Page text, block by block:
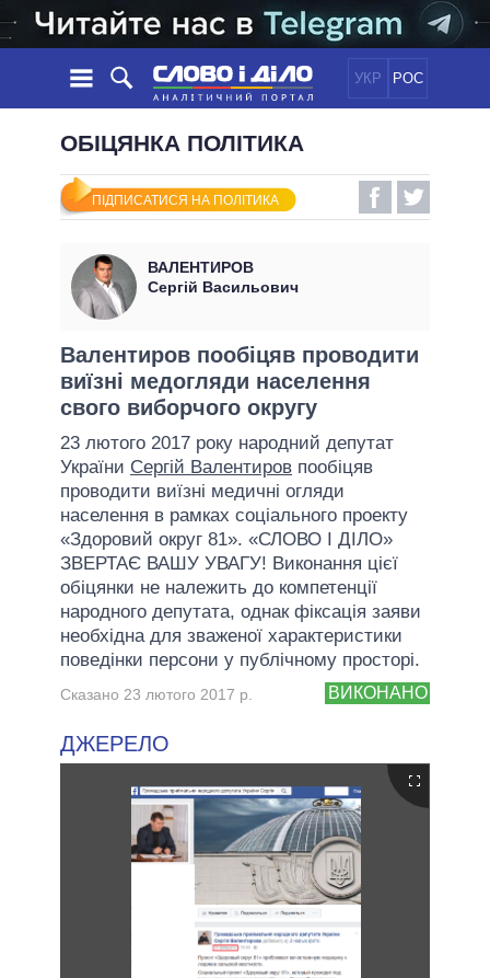
УКР РОС
НОВИНИ
СТРІЧКА
ПОДІЇ
СТАТТІ
ДУМКИ
ОГЛЯДИ
ДАЙДЖЕСТИ
ПОЛІТИКА
ЕКОНОМІКА
СВІТ
ОБIЦЯНКИ
УСІ ПОЛІТИКИ
ПРЕЗИДЕНТ І ОФІС
ВЕРХОВНА РАДА
КАБІНЕТ МІНІСТРІВ
ГОЛОВИ ОБЛАДМІНІСТРАЦІЙ
МЕРИ МІСТ
ВСІ ПЕРСОНИ
ІНФОГРАФІКА
ПІДТРИМАТИ
ОБІЦЯНКА ПОЛІТИКА
ПІДПИСАТИСЯ НА ПОЛІТИКА
ВАЛЕНТИРОВ
Сергій Васильович
Валентиров пообіцяв проводити
виїзні медогляди населення
свого виборчого округу
23 лютого 2017 року народний депутат
України Сергій Валентиров пообіцяв
проводити виїзні медичні огляди
населення в рамках соціального проекту
«Здоровий округ 81». «СЛОВО І ДІЛО»
ЗВЕРТАЄ ВАШУ УВАГУ! Виконання цієї
обіцянки не належить до компетенції
народного депутата, однак фіксація заяви
необхідна для зваженої характеристики
поведінки персони у публічному просторі.
ВИКОНАНО
Сказано 23 лютого 2017 р.
ДЖЕРЕЛО